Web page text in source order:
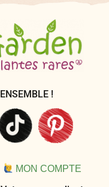
ENSEMBLE !
MON COMPTE